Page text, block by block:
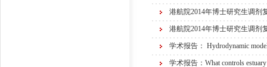
港航院2014年博士研究生调剂
港航院2014年博士研究生调剂
学术报告： Hydrodynamic
学术报告：What controls estuary